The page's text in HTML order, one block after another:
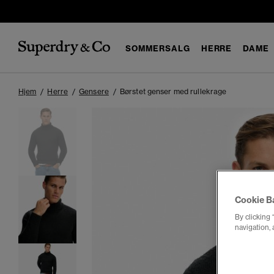
SOMMERSALG HERRE DAME
Hjem Herre Gensere Børstet genser med rullekrage
Cookie
By clicking
navigation,